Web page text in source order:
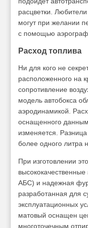
расцветки. Любители
могут при желании
с помощью
Расход топлива
Ни для кого не
расположенного на
сопротивление
модель автобокса
аэродинамикой.
оснащенного данным
изменяется. Разница
более одного литра
При изготовлении
АБС) и надежная
разработанная для
эксплуатационных
матовый оснащен
многоточечным